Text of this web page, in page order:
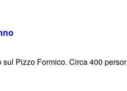
Pizzo Formico. Circa 400